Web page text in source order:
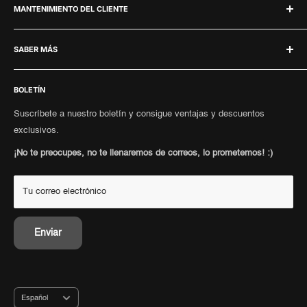
Fear Of God Essentials Crewneck
support@hypeneedz.com
Protección de dados
Derecho De desistimiento
Políticas de envío
Términos y condiciones
Configuración de Cookies
MANTENIMIENTO DEL CLIENTE
Contacto
Punkte sammeln
Métodos de pago
Compras personales
Portal de retorno
Información de envío
SABER MÁS
autenticidad
Envío
acumular puntos
BOLETÍN
Suscríbete a nuestro boletín y consigue ventajas y descuentos
exclusivos.
¡No te preocupes, no te llenaremos de correos, lo prometemos! :)
Tu correo electrónico
Enviar
Idioma
Español